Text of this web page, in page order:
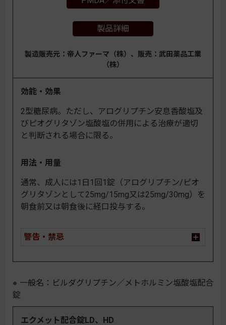
製品詳細
製造販売元：帝人ファーマ（株）、販売：武田薬品工業
（株）
効能・効果
2型糖尿病。ただし、アログリプチン安息香酸塩及
びピオグリタゾン塩酸塩の併用による治療が適切
と判断される場合に限る。
用法・用量
通常、成人には1日1回1錠（アログリプチン/ピオ
グリタゾンとして25mg/15mg又は25mg/30mg）を
朝食前又は朝食後に経口投与する。
警告・禁忌
一般名：ビルダグリプチン／メトホルミン塩酸塩配合
錠
エクメット配合錠LD、HD